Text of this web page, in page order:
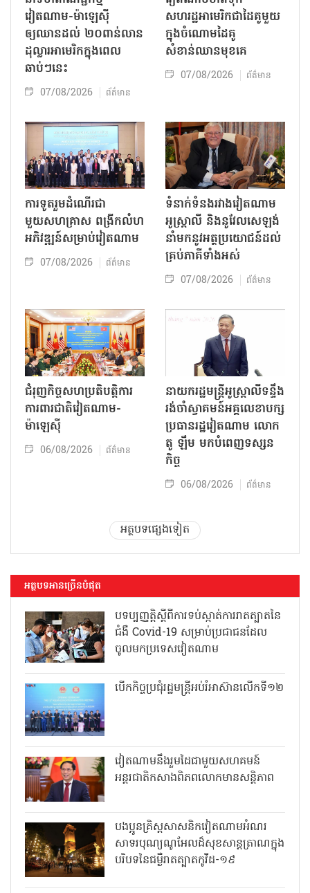
វៀតណាម-ម៉ាឡេស៊ី
ឲ្យឈានដល់ ២០ពាន់លាន
ដុល្លារអាមេរិកក្នុងពេល
ឆាប់ៗនេះ
07/08/2026 ព័ត៌មាន
សហរដ្ឋអាមេរិកជាដៃគូមួយ
ក្នុងចំណោមដៃគូ
សំខាន់ឈានមុខគេ
07/08/2026 ព័ត៌មាន
ការទូតរួមដំណើរជា
មួយសហគ្រាស ពង្រីកលំហ
អភិវឌ្ឍន៍សម្រាប់វៀតណាម
07/08/2026 ព័ត៌មាន
ទំនាក់ទំនងរវាងវៀតណាម
អូស្ត្រាលី និងនូវែលសេឡង់
នាំមកនូវអត្ថប្រយោជន៍ដល់
គ្រប់ភាគីទាំងអស់
07/08/2026 ព័ត៌មាន
ជំរុញកិច្ចសហប្រតិបត្តិការ
ការពារជាតិវៀតណាម-
ម៉ាឡេស៊ី
06/08/2026 ព័ត៌មាន
នាយករដ្ឋមន្ត្រីអូស្ត្រាលីទន្ទឹង
រង់ចាំស្វាគមន៍អគ្គលេខាបក្ស
ប្រធានរដ្ឋវៀតណាម លោក
តូ ឡឹម មកបំពេញទស្សន
កិច្ច
06/08/2026 ព័ត៌មាន
អត្ថបទផ្សេងទៀត
អត្ថបទអានច្រើនបំផុត
បទប្បញ្ញត្តិស្តីពីការទប់ស្កាត់ការរាតត្បាតនៃ
ជំងឺ Covid-19 សម្រាប់ប្រជាជនដែល
ចូលមកប្រទេសវៀតណាម
បើកកិច្ចប្រជុំរដ្ឋមន្ត្រីអប់រំអាស៊ានលើកទី១២
វៀតណាមនឹងរួមដៃជាមួយសហគមន៍
អន្តរជាតិកសាងពិភពលោកមានសន្តិភាព
បងប្អូនគ្រិស្តសាសនិកវៀតណាមអំណរ
សាទរបុណ្យណូអែលដ៏សុខសាន្តត្រាណក្នុង
បរិបទនៃជម្ងឺរាតត្បាតកូវីដ-១៩